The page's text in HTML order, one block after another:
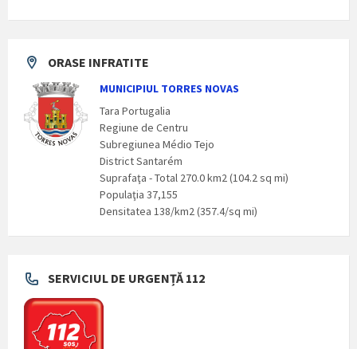
ORASE INFRATITE
MUNICIPIUL TORRES NOVAS
Tara Portugalia
Regiune de Centru
Subregiunea Médio Tejo
District Santarém
Suprafaţa - Total 270.0 km2 (104.2 sq mi)
Populaţia 37,155
Densitatea 138/km2 (357.4/sq mi)
SERVICIUL DE URGENȚĂ 112